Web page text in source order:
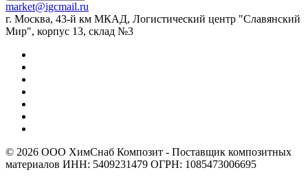
market@igcmail.ru
г. Москва, 43-й км МКАД, Логистический центр "Славянский
Мир", корпус 13, склад №3
© 2026 ООО ХимСнаб Композит - Поставщик композитных
материалов ИНН: 5409231479 ОГРН: 1085473006695